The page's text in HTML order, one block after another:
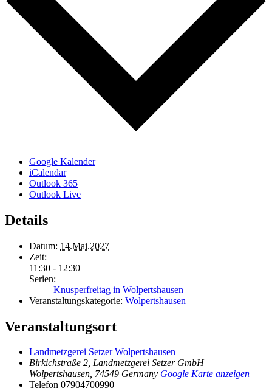
Google Kalender
iCalendar
Outlook 365
Outlook Live
Details
Datum: 14.Mai.2027
Zeit:
11:30 - 12:30
Serien:
Knusperfreitag in Wolpertshausen
Veranstaltungskategorie: Wolpertshausen
Veranstaltungsort
Landmetzgerei Setzer Wolpertshausen
Birkichstraße 2, Landmetzgerei Setzer GmbH
Wolpertshausen, 74549 Germany Google Karte anzeigen
Telefon 07904700990